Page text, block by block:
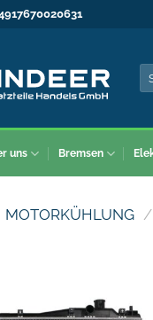
uns Bremsen
MOTORKÜHLUNG /